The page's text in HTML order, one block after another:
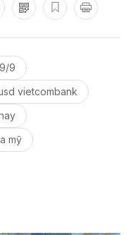
9
vietcombank
mỹ